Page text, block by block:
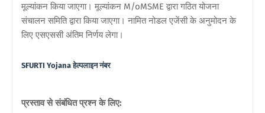
मूल्यांकन किया जाएगा। मूल्यांकन M/oMSME द्वारा गठित योजना
संचालन समिति द्वारा किया जाएगा। नामित नोडल एजेंसी के अनुमोदन के
लिए एसएससी अंतिम निर्णय लेगा।
SFURTI Yojana हेल्पलाइन नंबर
प्रस्ताव से संबंधित प्रश्न के लिए: